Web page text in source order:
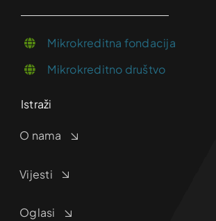
Mikrokreditna fondacija
Mikrokreditno društvo
Istraži
O nama
Vijesti
Oglasi